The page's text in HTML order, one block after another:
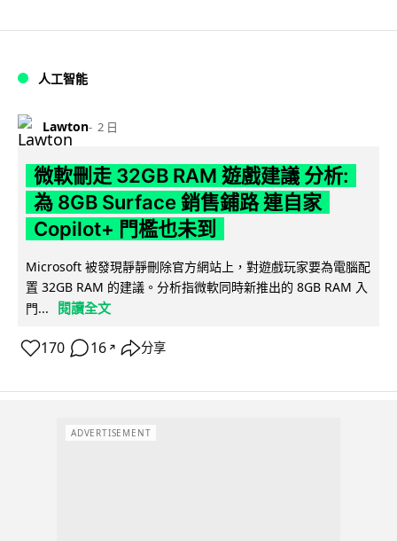
人工智能
Lawton 2 日
微軟刪走 32GB RAM 遊戲建議 分析:
為 8GB Surface 銷售鋪路 連自家
Copilot+ 門檻也未到
Microsoft 被發現靜靜刪除官方網站上，對遊戲玩家要為電腦配
置 32GB RAM 的建議。分析指微軟同時新推出的 8GB RAM 入
門...
閱讀全文
170 16 ↗ 分享
ADVERTISEMENT